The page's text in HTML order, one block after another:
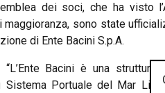
dei soci, che ha visto
maggioranza, sono state
di Ente Bacini S.p.A.
“L’Ente Bacini è una struttura
Sistema Portuale del Mar